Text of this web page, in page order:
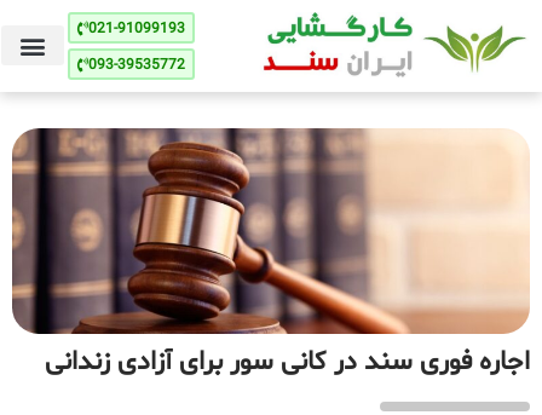
021-91099193
093-39535772
اجاره فوری سند در کانی سور برای آزادی زندانی